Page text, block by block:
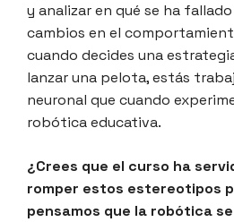
y analizar en qué se ha
cambios en el
cuando decides una
lanzar una pelota, estás
neuronal que cuando
robótica educativa.
¿Crees que el curso ha
romper estos estereotipos
pensamos que la robótica